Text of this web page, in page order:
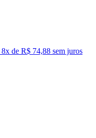
8x de R$ 74,88 sem juros